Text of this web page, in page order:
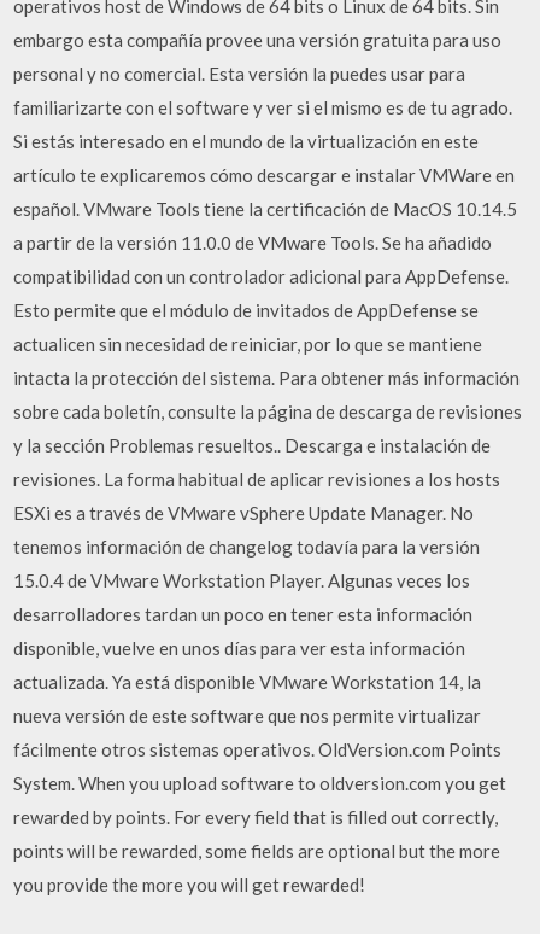
operativos host de Windows de 64 bits o Linux de 64 bits. Sin
embargo esta compañía provee una versión gratuita para uso
personal y no comercial. Esta versión la puedes usar para
familiarizarte con el software y ver si el mismo es de tu agrado.
Si estás interesado en el mundo de la virtualización en este
artículo te explicaremos cómo descargar e instalar VMWare en
español. VMware Tools tiene la certificación de MacOS 10.14.5
a partir de la versión 11.0.0 de VMware Tools. Se ha añadido
compatibilidad con un controlador adicional para AppDefense.
Esto permite que el módulo de invitados de AppDefense se
actualicen sin necesidad de reiniciar, por lo que se mantiene
intacta la protección del sistema. Para obtener más información
sobre cada boletín, consulte la página de descarga de revisiones
y la sección Problemas resueltos.. Descarga e instalación de
revisiones. La forma habitual de aplicar revisiones a los hosts
ESXi es a través de VMware vSphere Update Manager. No
tenemos información de changelog todavía para la versión
15.0.4 de VMware Workstation Player. Algunas veces los
desarrolladores tardan un poco en tener esta información
disponible, vuelve en unos días para ver esta información
actualizada. Ya está disponible VMware Workstation 14, la
nueva versión de este software que nos permite virtualizar
fácilmente otros sistemas operativos. OldVersion.com Points
System. When you upload software to oldversion.com you get
rewarded by points. For every field that is filled out correctly,
points will be rewarded, some fields are optional but the more
you provide the more you will get rewarded!